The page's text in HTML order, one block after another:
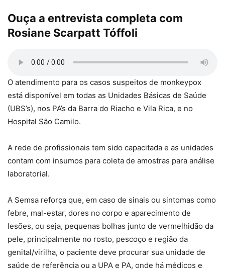
Ouça a entrevista completa com
Rosiane Scarpatt Tóffoli
O atendimento para os casos suspeitos de monkeypox
está disponível em todas as Unidades Básicas de Saúde
(UBS’s), nos PA’s da Barra do Riacho e Vila Rica, e no
Hospital São Camilo.
A rede de profissionais tem sido capacitada e as unidades
contam com insumos para coleta de amostras para análise
laboratorial.
A Semsa reforça que, em caso de sinais ou sintomas como
febre, mal-estar, dores no corpo e aparecimento de
lesões, ou seja, pequenas bolhas junto de vermelhidão da
pele, principalmente no rosto, pescoço e região da
genital/virilha, o paciente deve procurar sua unidade de
saúde de referência ou a UPA e PA, onde há médicos e